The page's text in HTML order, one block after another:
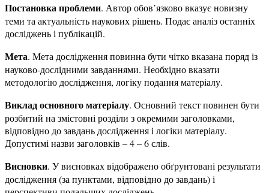
Постановка проблеми. Автор обов’язково вказує новизну
теми та актуальність наукових рішень. Подає аналіз останніх
досліджень і публікацій.
Мета. Мета дослідження повинна бути чітко вказана поряд із
науково-дослідними завданнями. Необхідно вказати
методологію дослідження, логіку подання матеріалу.
Виклад основного матеріалу. Основний текст повинен бути
розбитий на змістовні розділи з окремими заголовками,
відповідно до завдань дослідження і логіки матеріалу.
Допустимі назви заголовків – 4 – 6 слів.
Висновки. У висновках відображено обґрунтовані результати
дослідження (за пунктами, відповідно до завдань) і